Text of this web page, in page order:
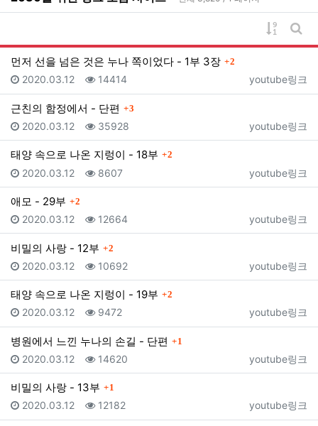
게시물
게
먼저 선을 넘은 것은 누나 쪽이었다 - 1부 3장 댓글
2
등록자
youtube링크
등록일
2020.03.12 조회
14414
근친의 함정에서 - 단편 댓글
3
등록자
youtube링크
등록일
2020.03.12 조회
35928
태양 속으로 나온 지렁이 - 18부 댓글
2
등록자
youtube링크
등록일
2020.03.12 조회
8607
애모 - 29부 댓글
2
등록자
youtube링크
등록일
2020.03.12 조회
12664
비밀의 사랑 - 12부 댓글
2
등록자
youtube링크
등록일
2020.03.12 조회
10692
태양 속으로 나온 지렁이 - 19부 댓글
2
등록자
youtube링크
등록일
2020.03.12 조회
9472
병원에서 느낀 누나의 손길 - 단편 댓글
1
등록자
youtube링크
등록일
2020.03.12 조회
14620
비밀의 사랑 - 13부 댓글
1
등록자
youtube링크
등록일
2020.03.12 조회
12182